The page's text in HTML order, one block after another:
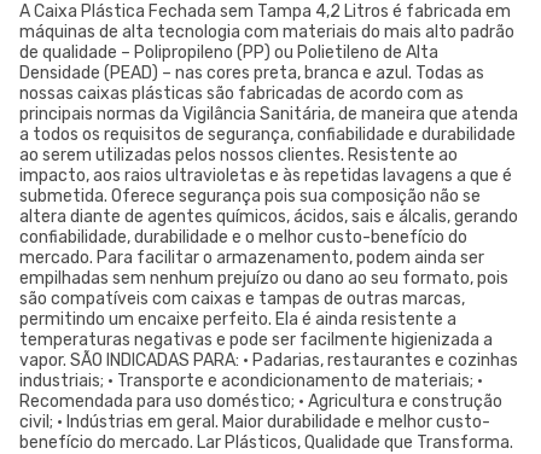
A Caixa Plástica Fechada sem Tampa 4,2 Litros é fabricada em
máquinas de alta tecnologia com materiais do mais alto padrão
de qualidade – Polipropileno (PP) ou Polietileno de Alta
Densidade (PEAD) – nas cores preta, branca e azul. Todas as
nossas caixas plásticas são fabricadas de acordo com as
principais normas da Vigilância Sanitária, de maneira que atenda
a todos os requisitos de segurança, confiabilidade e durabilidade
ao serem utilizadas pelos nossos clientes. Resistente ao
impacto, aos raios ultravioletas e às repetidas lavagens a que é
submetida. Oferece segurança pois sua composição não se
altera diante de agentes químicos, ácidos, sais e álcalis, gerando
confiabilidade, durabilidade e o melhor custo-benefício do
mercado. Para facilitar o armazenamento, podem ainda ser
empilhadas sem nenhum prejuízo ou dano ao seu formato, pois
são compatíveis com caixas e tampas de outras marcas,
permitindo um encaixe perfeito. Ela é ainda resistente a
temperaturas negativas e pode ser facilmente higienizada a
vapor. SÃO INDICADAS PARA: • Padarias, restaurantes e cozinhas
industriais; • Transporte e acondicionamento de materiais; •
Recomendada para uso doméstico; • Agricultura e construção
civil; • Indústrias em geral. Maior durabilidade e melhor custo-
benefício do mercado. Lar Plásticos, Qualidade que Transforma.